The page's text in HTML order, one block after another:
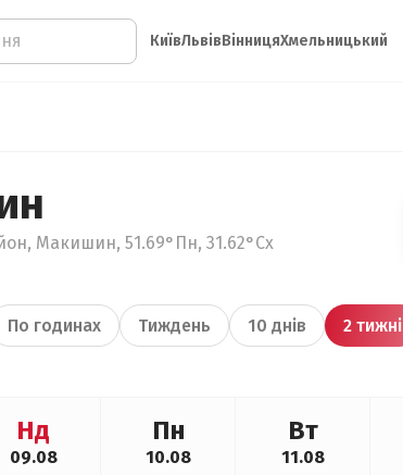
КиївЛьвівВінницяХмельницький
Макишин, 51.69°Пн, 31.62°Сх
По годинах Тиждень 10 днів 2 тижні
Нд
09.08
Пн
10.08
Вт
11.08